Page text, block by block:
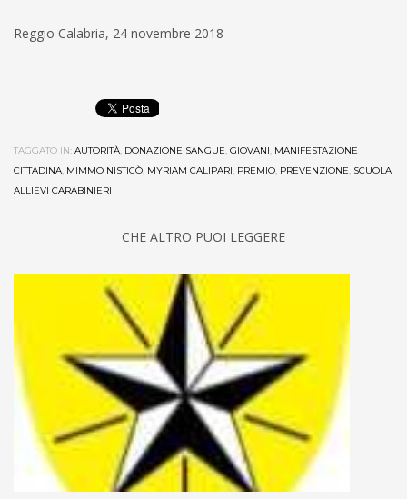
Reggio Calabria, 24 novembre 2018
TAGGATO IN: AUTORITÀ, DONAZIONE SANGUE, GIOVANI, MANIFESTAZIONE
CITTADINA, MIMMO NISTICÒ, MYRIAM CALIPARI, PREMIO, PREVENZIONE, SCUOLA
ALLIEVI CARABINIERI
CHE ALTRO PUOI LEGGERE